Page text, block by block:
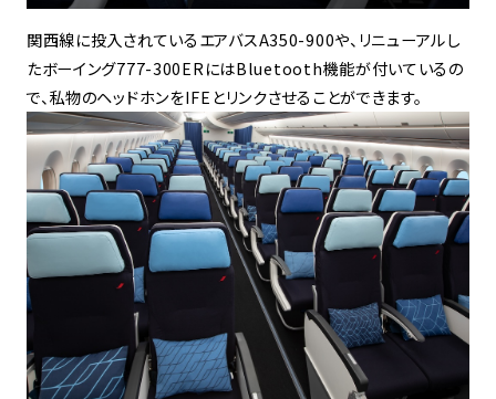
関西線に投入されているエアバスA350-900や、リニューアルし
たボーイング777-300ERにはBluetooth機能が付いているの
で、私物のヘッドホンをIFEとリンクさせることができます。